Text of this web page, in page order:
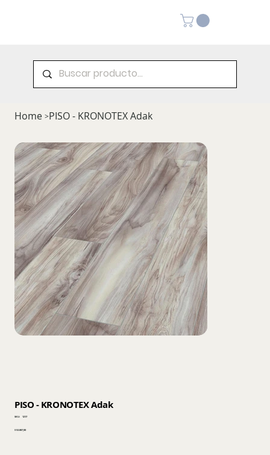
Home >PISO - KRONOTEX Adak
PISO - KRONOTEX Adak
SKU:
SKU
1217
Precio
$ 53.887,00